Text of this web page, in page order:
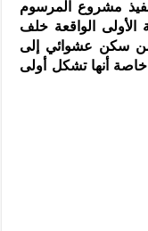
مشروع المرسوم
الأولى الواقعة خلف
من سكن عشوائي إلى
أنها تشكل أولى